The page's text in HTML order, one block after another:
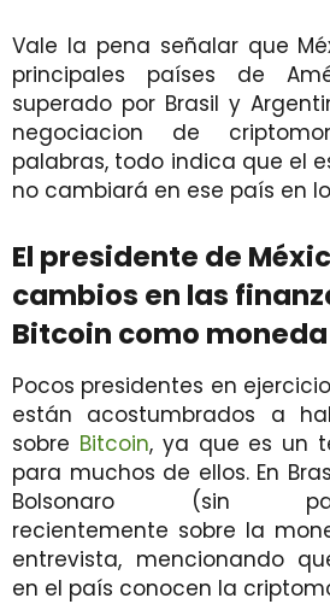
Vale la pena señalar que
principales países de
superado por Brasil y
negociacion de
palabras, todo indica que el
no cambiará en ese país en
El presidente de
cambios en las
Bitcoin como moneda
Pocos presidentes en
están acostumbrados a
sobre Bitcoin, ya que es un
para muchos de ellos. En
Bolsonaro (sin
recientemente sobre la
entrevista, mencionando
en el país conocen la